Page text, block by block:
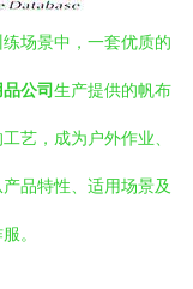
场景中，一套优质的
公司生产提供的帆布
艺，成为户外作业、
品特性、适用场景及
。